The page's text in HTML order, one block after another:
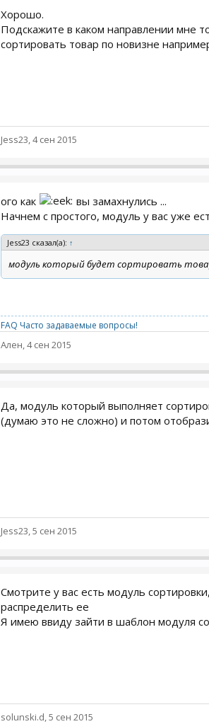
Хорошо.
Подскажите в каком направлении мне
сортировать товар по новизне
Jess23,4 сен 2015
ого как
вы замахнулись ...
Начнем с простого, модуль у вас уже
Jess23 сказал(а): ↑
модуль который будет сортировать
FAQ Часто задаваемые вопросы!
Ален,4 сен 2015
Да, модуль который выполняет
(думаю это не сложно) и потом
Jess23,5 сен 2015
Смотрите у вас есть модуль
распределить ее
Я имею ввиду зайти в шаблон модуля
solunski.d,5 сен 2015